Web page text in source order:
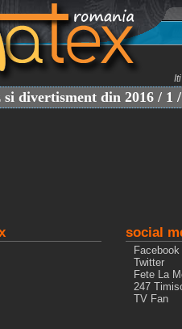
divertisment din 2016 / 1
social
Facebook
Twitter
Fete La
247
TV Fan